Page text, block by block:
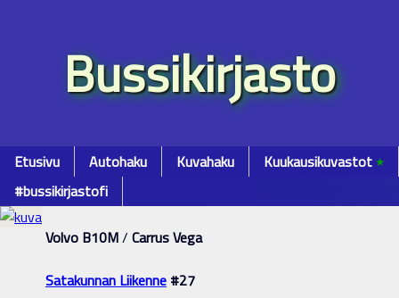
Bussikirjasto
Etusivu Autohaku Kuvahaku Kuukausikuvastot٭
#bussikirjastofi
Volvo B10M/ Carrus Vega
Satakunnan Liikenne #27